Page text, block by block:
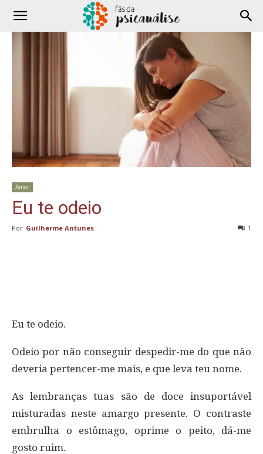
Amor
Eu te odeio
Por Guilherme Antunes - 1
Eu te odeio.
Odeio por não conseguir despedir-me do que não
deveria pertencer-me mais, e que leva teu nome.
As lembranças tuas são de doce insuportável
misturadas neste amargo presente. O contraste
embrulha o estômago, oprime o peito, dá-me
gosto ruim.